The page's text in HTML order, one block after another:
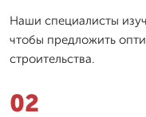
Наши специалисты
чтобы предложить
строительства.
02